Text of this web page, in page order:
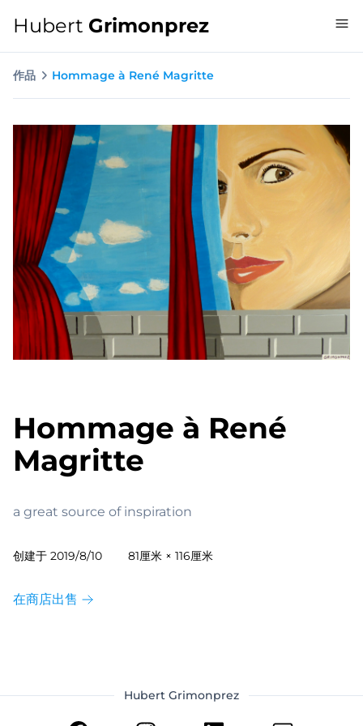
Hubert Grimonprez
作品 Hommage à René Magritte
Hommage à René
Magritte
a great source of inspiration
创建于 2019/8/10 81厘米 × 116厘米
在商店出售
Hubert Grimonprez